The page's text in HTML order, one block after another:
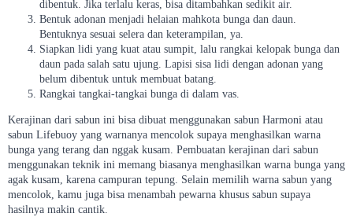
dibentuk. Jika terlalu keras, bisa ditambahkan sedikit air.
Bentuk adonan menjadi helaian mahkota bunga dan daun.
Bentuknya sesuai selera dan keterampilan, ya.
Siapkan lidi yang kuat atau sumpit, lalu rangkai kelopak bunga dan
daun pada salah satu ujung. Lapisi sisa lidi dengan adonan yang
belum dibentuk untuk membuat batang.
Rangkai tangkai-tangkai bunga di dalam vas.
Kerajinan dari sabun ini bisa dibuat menggunakan sabun Harmoni atau
sabun Lifebuoy yang warnanya mencolok supaya menghasilkan warna
bunga yang terang dan nggak kusam. Pembuatan kerajinan dari sabun
menggunakan teknik ini memang biasanya menghasilkan warna bunga yang
agak kusam, karena campuran tepung. Selain memilih warna sabun yang
mencolok, kamu juga bisa menambah pewarna khusus sabun supaya
hasilnya makin cantik.